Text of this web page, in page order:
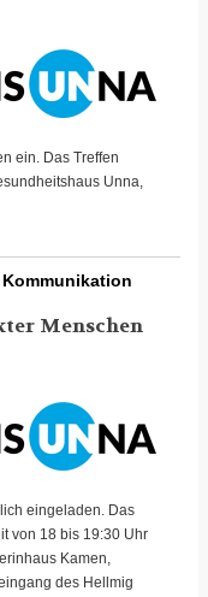
ein. Das Treffen
Unna,
Menschen
eingeladen. Das
von 18 bis 19:30 Uhr
Kamen,
des Hellmig